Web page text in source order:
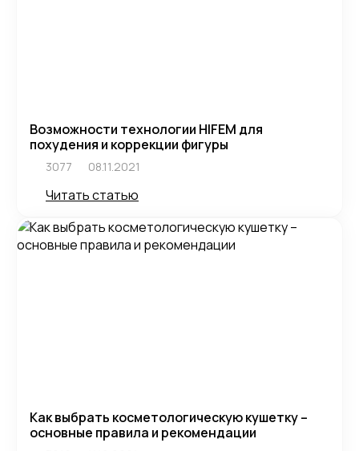
Возможности технологии HIFEM для
похудения и коррекции фигуры
3077 08.11.2021
Читать статью
Как выбрать косметологическую кушетку –
основные правила и рекомендации